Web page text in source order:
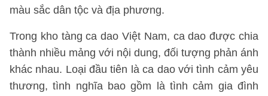
màu sắc dân tộc và địa phương.
Trong kho tàng ca dao Việt Nam, ca dao được chia
thành nhiều mảng với nội dung, đối tượng phản ánh
khác nhau. Loại đầu tiên là ca dao với tình cảm yêu
thương, tình nghĩa bao gồm là tình cảm gia đình